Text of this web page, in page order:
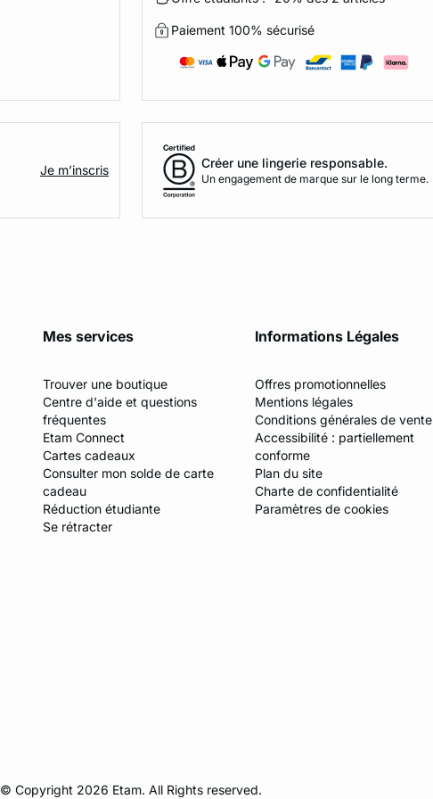
Paiement 100% sécurisé
Je m’inscris Créer une lingerie responsable.
Un engagement de marque sur le long terme.
Mes services
Trouver une boutique
Centre d'aide et questions
fréquentes
Etam Connect
Cartes cadeaux
Consulter mon solde de carte
cadeau
Réduction étudiante
Se rétracter
Informations Légales
Offres promotionnelles
Mentions légales
Conditions générales de vente
Accessibilité : partiellement
conforme
Plan du site
Charte de confidentialité
Paramètres de cookies
© Copyright 2026 Etam. All Rights reserved.